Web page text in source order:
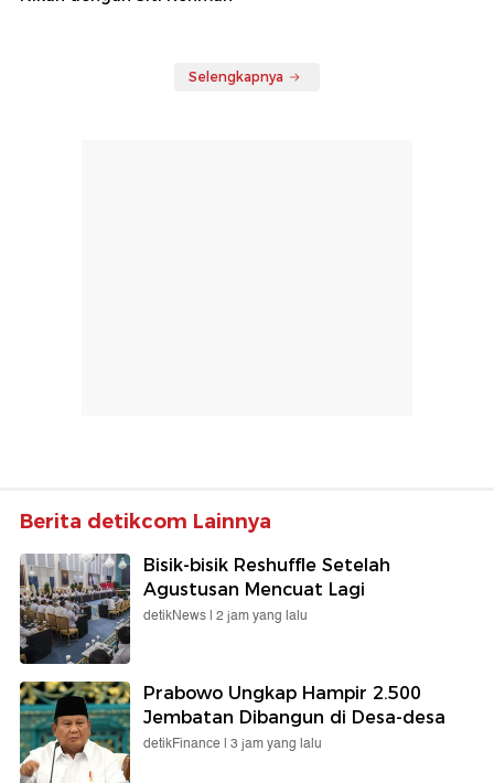
Selengkapnya
Berita detikcom Lainnya
Bisik-bisik Reshuffle Setelah
Agustusan Mencuat Lagi
detikNews | 2 jam yang lalu
Prabowo Ungkap Hampir 2.500
Jembatan Dibangun di Desa-desa
detikFinance | 3 jam yang lalu